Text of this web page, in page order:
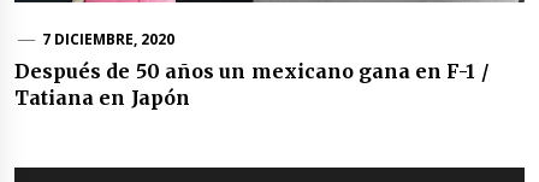
7 DICIEMBRE, 2020
Después de 50 años un mexicano gana en F-1 /
Tatiana en Japón
Navegación